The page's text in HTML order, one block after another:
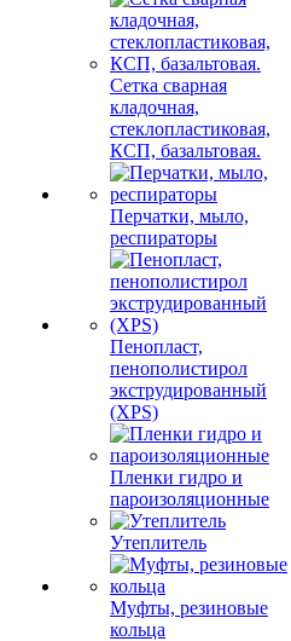
Сетка сварная
кладочная,
стеклопластиковая,
КСП, базальтовая.
Перчатки, мыло,
респираторы
Пенопласт,
пенополистирол
экструдированный
(XPS)
Пленки гидро и
пароизоляционные
Утеплитель
Муфты, резиновые
кольца